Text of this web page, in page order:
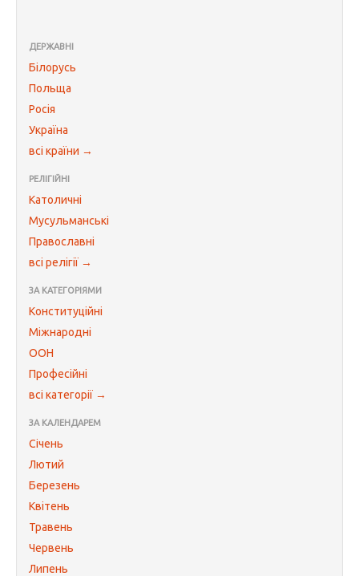
ДЕРЖАВНІ
Білорусь
Польща
Росія
Україна
всі країни →
РЕЛІГІЙНІ
Католичні
Мусульманські
Православні
всі релігії →
ЗА КАТЕГОРІЯМИ
Конституційні
Міжнародні
ООН
Професійні
всі категорії →
ЗА КАЛЕНДАРЕМ
Січень
Лютий
Березень
Квітень
Травень
Червень
Липень